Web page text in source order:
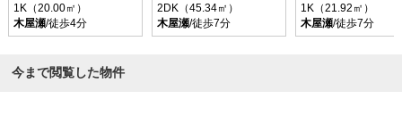
1K（20.00㎡）
木屋瀬/徒歩4分
2DK（45.34㎡）
木屋瀬/徒歩7分
1K（21.92㎡）
木屋瀬/徒歩7分
今まで閲覧した物件